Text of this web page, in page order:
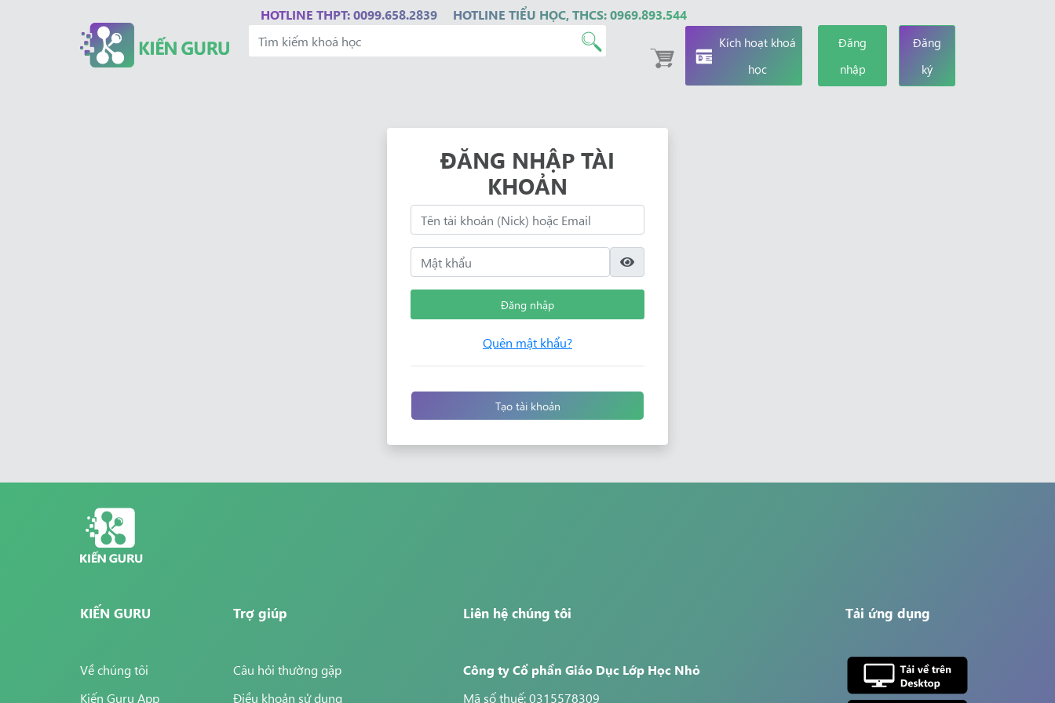
HOTLINE THPT: 0099.658.2839 HOTLINE TIỂU HỌC, THCS: 0969.893.544
Kích hoạt khoá
học
Đăng
nhập
Đăng
ký
ĐĂNG NHẬP TÀI
KHOẢN
Đăng nhập
Quên mật khẩu?
Tạo tài khoản
KIẾN GURU
Về chúng tôi
Kiến Guru App
Trợ giúp
Câu hỏi thường gặp
Điều khoản sử dụng
Liên hệ chúng tôi
Công ty Cổ phần Giáo Dục Lớp Học Nhỏ
Mã số thuế: 0315578309
Tải ứng dụng